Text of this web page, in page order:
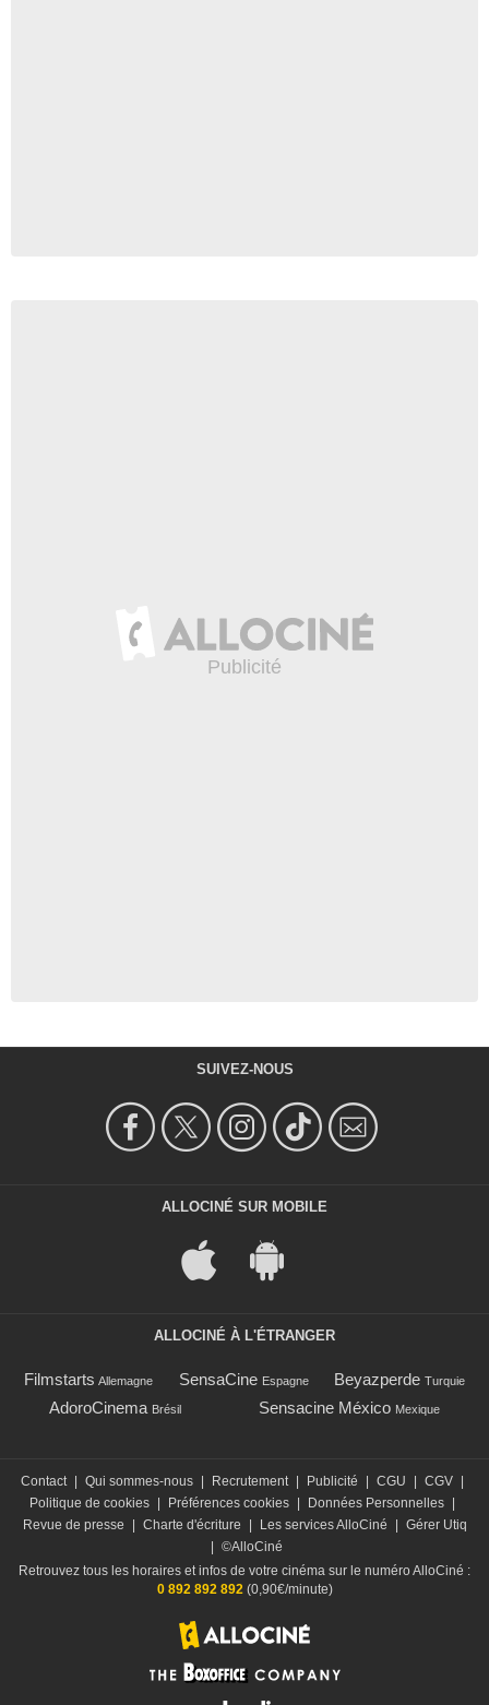
SUIVEZ-NOUS
ALLOCINÉ SUR MOBILE
ALLOCINÉ À L'ÉTRANGER
Filmstarts Allemagne SensaCine Espagne Beyazperde Turquie
AdoroCinema Brésil Sensacine México Mexique
Contact Qui sommes-nous Recrutement Publicité CGU CGV
Politique de cookies
Préférences cookies Données Personnelles
Revue de presse
Charte d'écriture Les services AlloCiné
Gérer Utiq
©AlloCiné
Retrouvez tous les horaires et infos de votre cinéma sur le numéro AlloCiné :
0 892 892 892(0,90€/minute)